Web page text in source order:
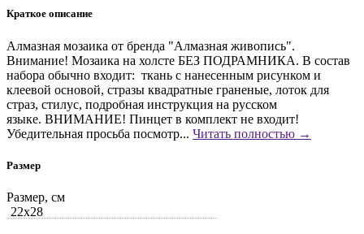
Краткое описание
Алмазная мозаика от бренда "Алмазная живопись".
Внимание! Мозаика на холсте БЕЗ ПОДРАМНИКА. В состав
набора обычно входит: ткань с нанесенным рисунком и
клеевой основой, стразы квадратные граненые, лоток для
страз, стилус, подробная инструкция на русском
языке. ВНИМАНИЕ! Пинцет в комплект не входит!
Убедительная просьба посмотр... Читать полностью →
Размер
Размер, см
22x28